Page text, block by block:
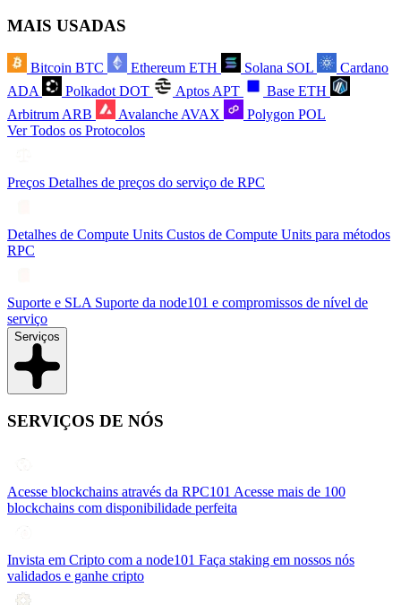
MAIS USADAS
Bitcoin BTC Ethereum ETH Solana SOL
Cardano
ADA
Polkadot DOT Aptos APT Base ETH
Arbitrum ARB Avalanche AVAX Polygon POL
Ver Todos os Protocolos
Preços Detalhes de preços do serviço de RPC
Detalhes de Compute Units Custos de Compute Units para métodos
RPC
Suporte e SLA Suporte da node101 e compromissos de nível de
serviço
Serviços
SERVIÇOS DE NÓS
Acesse blockchains através da RPC101 Acesse mais de 100
blockchains com disponibilidade perfeita
Invista em Cripto com a node101 Faça staking em nossos nós
validados e ganhe cripto